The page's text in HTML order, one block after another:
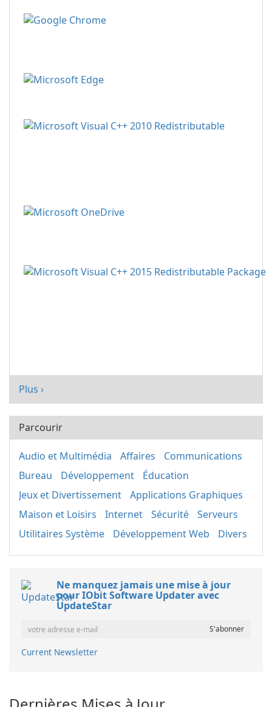
Plus ›
Parcourir
Audio et Multimédia Affaires
Communications
Bureau
Développement
Éducation
Jeux et Divertissement
Applications Graphiques
Maison et Loisirs
Internet Sécurité
Serveurs
Utilitaires Système
Développement Web Divers
Ne manquez jamais une mise à jour
pour IObit Software Updater avec
UpdateStar
Current Newsletter